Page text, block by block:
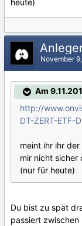
heute)
November
Am
http://
DT-ZERT-ETF-
meint ihr ihr
mir nicht sicher
(nur für heute)
Du bist zu spät
passiert zwischen